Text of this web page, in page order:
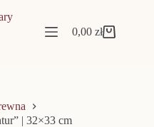
Koszyk
0,00zł
| 32×33 cm